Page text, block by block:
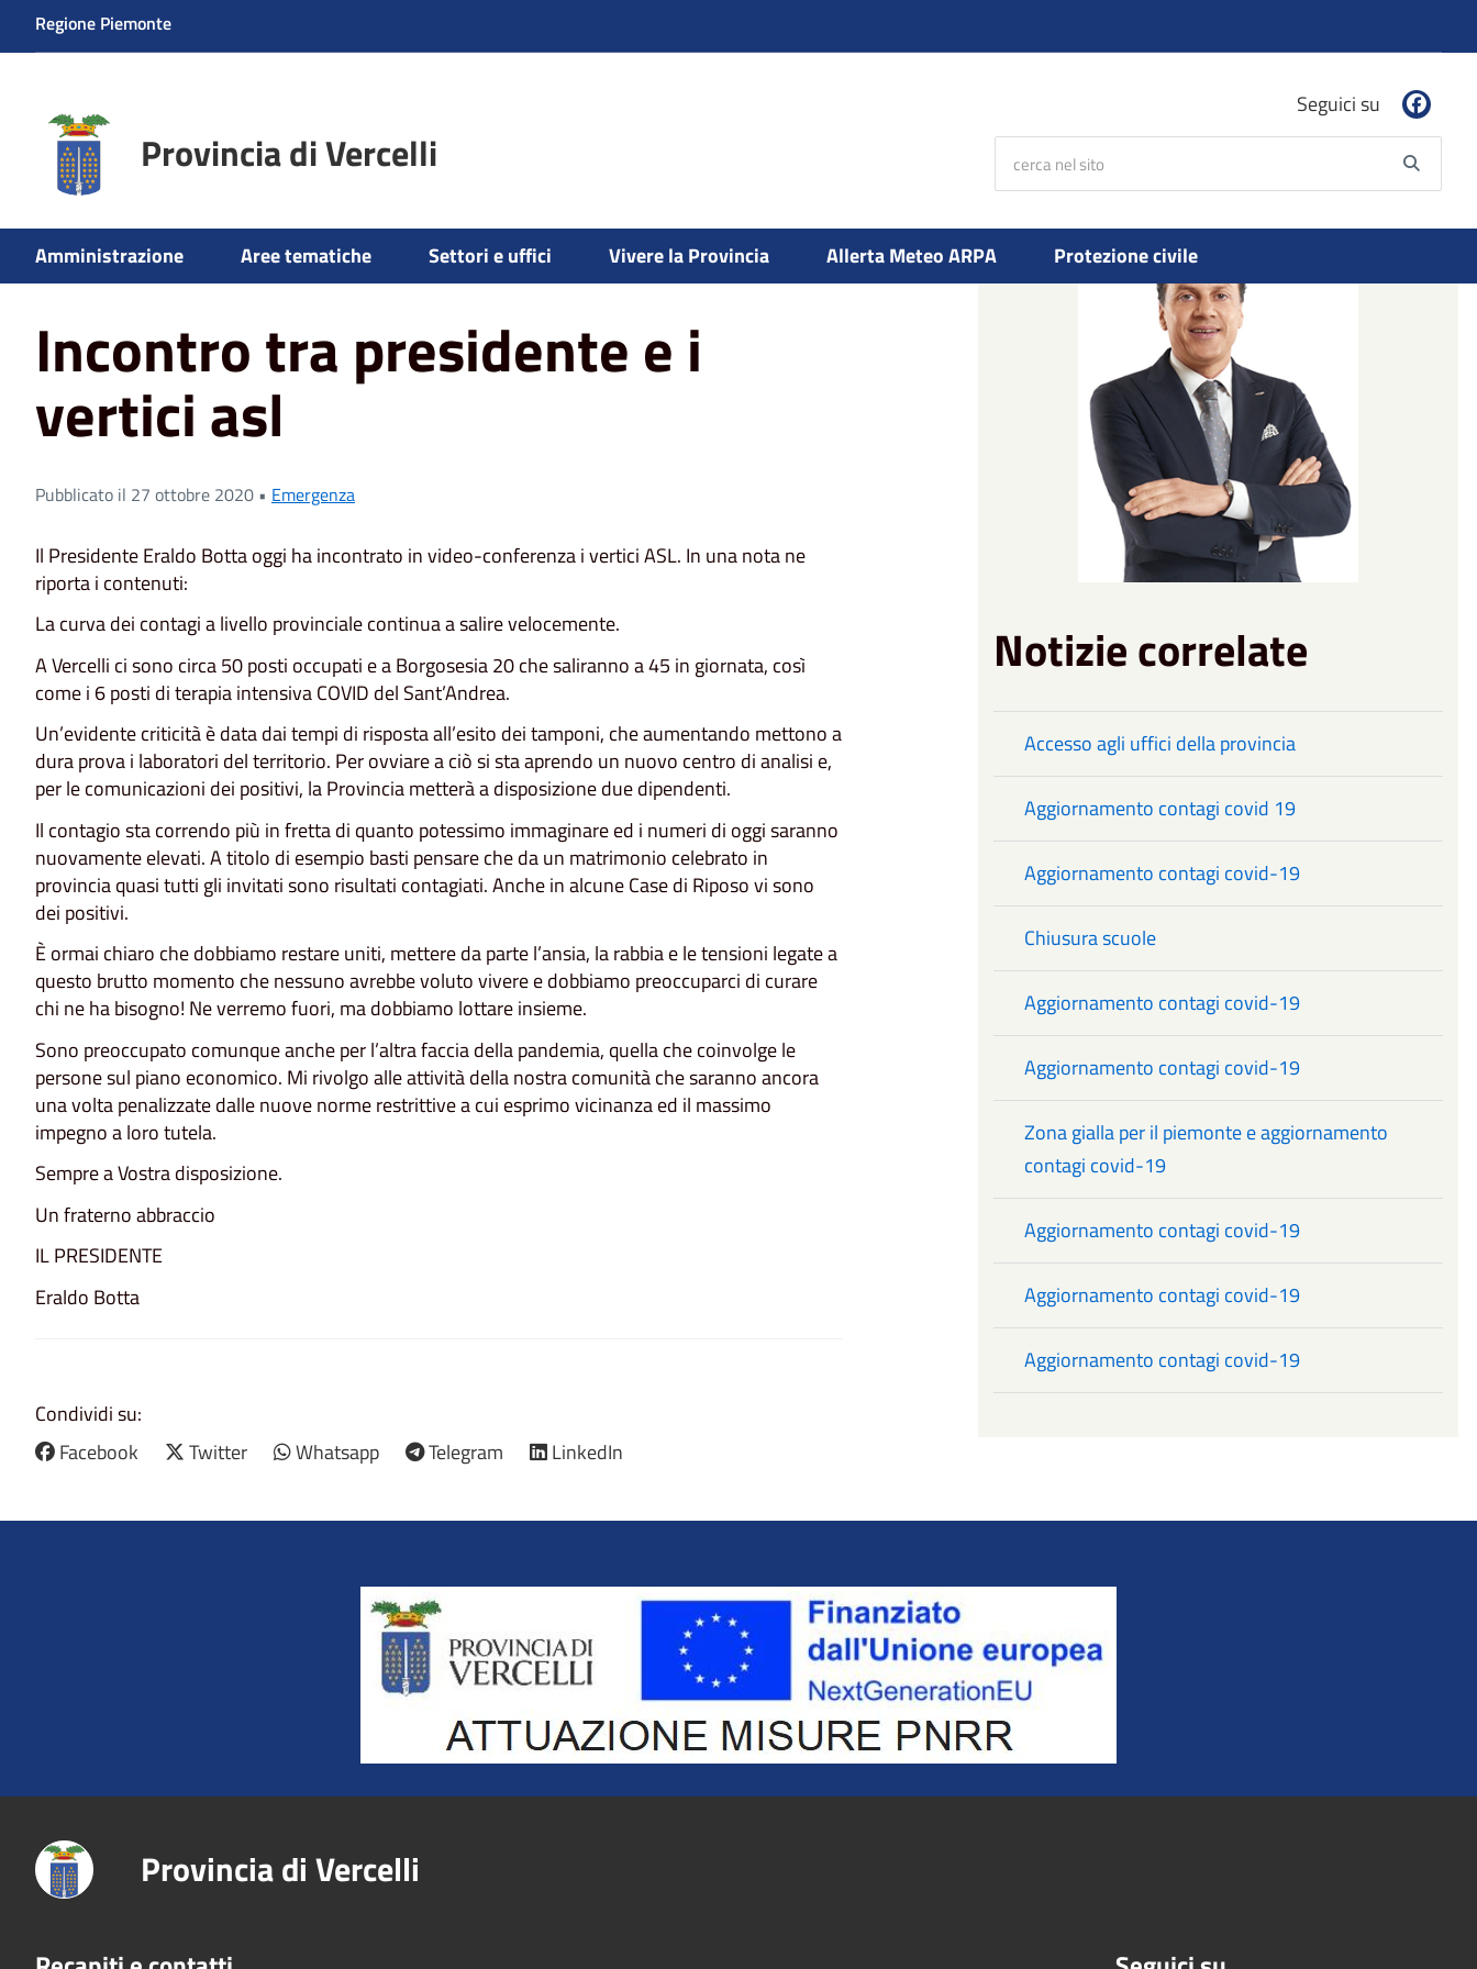
Regione Piemonte
Provincia di Vercelli
Seguici su
Amministrazione Aree tematiche Settori e uffici Vivere la Provincia Allerta Meteo ARPA Protezione civile
Home News Emergenza Incontro tra presidente e i vertici asl
Incontro tra presidente e i
vertici asl
Pubblicato il 27 ottobre 2020 • Emergenza
Il Presidente Eraldo Botta oggi ha incontrato in video-conferenza i vertici ASL. In una nota ne
riporta i contenuti:
La curva dei contagi a livello provinciale continua a salire velocemente.
A Vercelli ci sono circa 50 posti occupati e a Borgosesia 20 che saliranno a 45 in giornata, così
come i 6 posti di terapia intensiva COVID del Sant’Andrea.
Un’evidente criticità è data dai tempi di risposta all’esito dei tamponi, che aumentando mettono a
dura prova i laboratori del territorio. Per ovviare a ciò si sta aprendo un nuovo centro di analisi e,
per le comunicazioni dei positivi, la Provincia metterà a disposizione due dipendenti.
Il contagio sta correndo più in fretta di quanto potessimo immaginare ed i numeri di oggi saranno
nuovamente elevati. A titolo di esempio basti pensare che da un matrimonio celebrato in
provincia quasi tutti gli invitati sono risultati contagiati. Anche in alcune Case di Riposo vi sono
dei positivi.
È ormai chiaro che dobbiamo restare uniti, mettere da parte l’ansia, la rabbia e le tensioni legate a
questo brutto momento che nessuno avrebbe voluto vivere e dobbiamo preoccuparci di curare
chi ne ha bisogno! Ne verremo fuori, ma dobbiamo lottare insieme.
Sono preoccupato comunque anche per l’altra faccia della pandemia, quella che coinvolge le
persone sul piano economico. Mi rivolgo alle attività della nostra comunità che saranno ancora
una volta penalizzate dalle nuove norme restrittive a cui esprimo vicinanza ed il massimo
impegno a loro tutela.
Sempre a Vostra disposizione.
Un fraterno abbraccio
IL PRESIDENTE
Eraldo Botta
Condividi su:
Facebook
Twitter Whatsapp Telegram LinkedIn
Notizie correlate
Accesso agli uffici della provincia
Aggiornamento contagi covid 19
Aggiornamento contagi covid-19
Chiusura scuole
Aggiornamento contagi covid-19
Aggiornamento contagi covid-19
Zona gialla per il piemonte e aggiornamento
contagi covid-19
Aggiornamento contagi covid-19
Aggiornamento contagi covid-19
Aggiornamento contagi covid-19
Title
Provincia di Vercelli